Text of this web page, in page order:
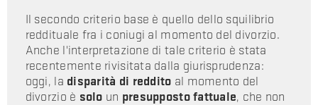
Il secondo criterio base è quello dello squilibrio
reddituale fra i coniugi al momento del divorzio.
Anche l'interpretazione di tale criterio è stata
recentemente rivisitata dalla giurisprudenza:
oggi, la disparità di reddito al momento del
divorzio è solo un presupposto fattuale, che non